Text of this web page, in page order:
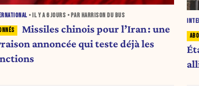
• IL Y A6 JOURS • PAR HARRISON DU BUS
Missiles chinois pour l’Iran : une
annoncée qui teste déjà les